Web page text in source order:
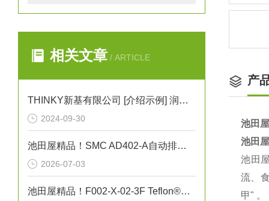
相关文章 / ARTICLE
THINKY新基有限公司 [介绍示例] 润滑剂的均匀涂抹等问题
2024-09-30
池田屋精品！SMC AD402-A自动排水阀技术参数与应用解析
2026-07-03
池田屋精品！F002-X-02-3F Teflon®真空吸笔技术参数
产
池田
池田
池田
流、
甲" 。